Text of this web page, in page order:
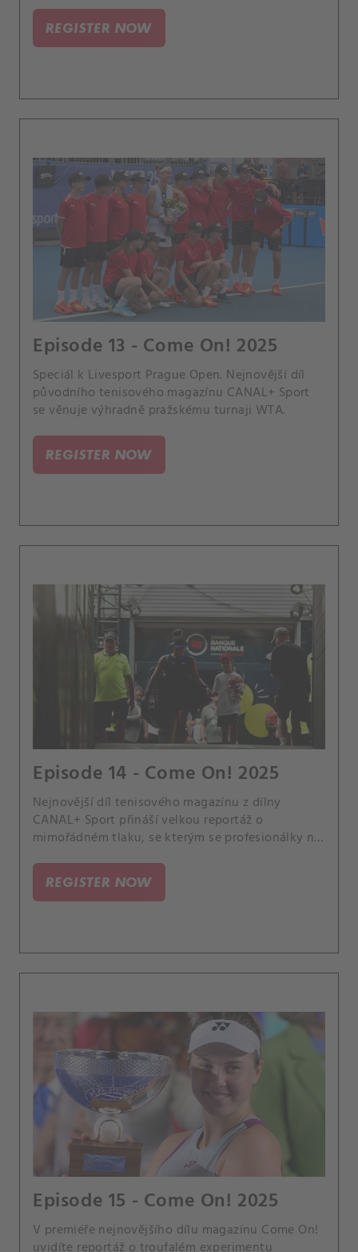
REGISTER NOW
Episode 13 - Come On! 2025
Speciál k Livesport Prague Open. Nejnovější díl
původního tenisového magazínu CANAL+ Sport
se věnuje výhradně pražskému turnaji WTA.
REGISTER NOW
Episode 14 - Come On! 2025
Nejnovější díl tenisového magazínu z dílny
CANAL+ Sport přináší velkou reportáž o
mimořádném tlaku, se kterým se profesionálky na
kurtu, na němž je pozorují fanoušci z různých
koutů světa.
REGISTER NOW
Episode 15 - Come On! 2025
V premiéře nejnovějšího dílu magazínu Come On!